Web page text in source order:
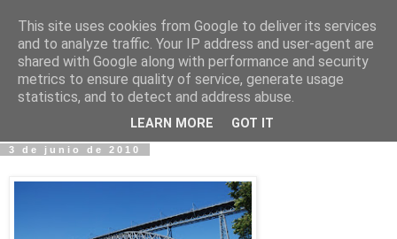
Fotos y Cosas
Miguel Sáenz de Santa María Elizalde
"Un blog es como un diario, pero sin candado".
3 de junio de 2010
This site uses cookies from Google to deliver its services
and to analyze traffic. Your IP address and user-agent are
shared with Google along with performance and security
metrics to ensure quality of service, generate usage
statistics, and to detect and address abuse.
LEARN MORE GOT IT